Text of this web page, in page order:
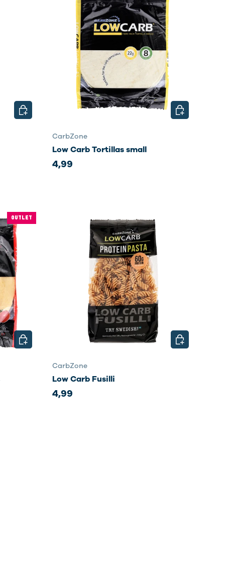
KIES MOGELIJKHEDEN
CarbZone
Low Carb Tortillas small
4,99
KIES
OUTLET
KIES MOGELIJKHEDEN
CarbZone
Low Carb Fusilli
4,99
KIES